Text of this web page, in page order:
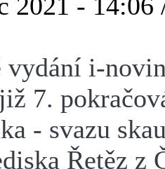
2021 -
vydání i-
7.
- svazu
Řetěz z